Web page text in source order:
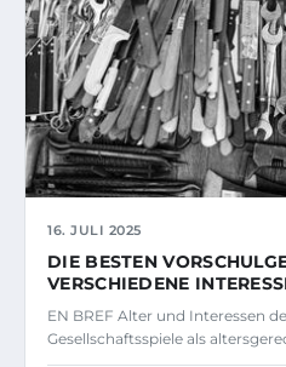
16. JULI 2025
DIE BESTEN
VERSCHIEDENE
EN BREF Alter und Interessen
Gesellschaftsspiele als